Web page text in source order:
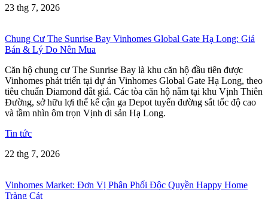
23 thg 7, 2026
Chung Cư The Sunrise Bay Vinhomes Global Gate Hạ Long: Giá
Bán & Lý Do Nên Mua
Căn hộ chung cư The Sunrise Bay là khu căn hộ đầu tiên được
Vinhomes phát triển tại dự án Vinhomes Global Gate Hạ Long, theo
tiêu chuẩn Diamond đắt giá. Các tòa căn hộ nằm tại khu Vịnh Thiên
Đường, sở hữu lợi thế kế cận ga Depot tuyến đường sắt tốc độ cao
và tầm nhìn ôm trọn Vịnh di sản Hạ Long.
Tin tức
22 thg 7, 2026
Vinhomes Market: Đơn Vị Phân Phối Độc Quyền Happy Home
Tràng Cát